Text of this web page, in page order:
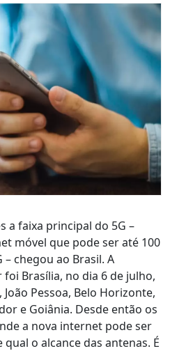
a faixa principal do 5G –
móvel que pode ser até 100
– chegou ao Brasil. A
Brasília, no dia 6 de julho,
Pessoa, Belo Horizonte,
e Goiânia. Desde então os
a nova internet pode ser
o alcance das antenas. É